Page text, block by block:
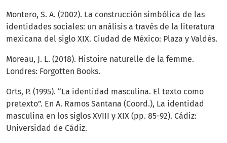
Montero, S. A. (2002). La construcción simbólica de las
identidades sociales: un análisis a través de la literatura
mexicana del siglo XIX. Ciudad de México: Plaza y Valdés.
Moreau, J. L. (2018). Histoire naturelle de la femme.
Londres: Forgotten Books.
Orts, P. (1995). “La identidad masculina. El texto como
pretexto”. En A. Ramos Santana (Coord.), La identidad
masculina en los siglos XVIII y XIX (pp. 85-92). Cádiz:
Universidad de Cádiz.